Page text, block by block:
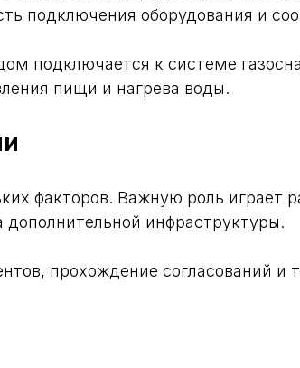
подключения оборудования и
подключается к системе
пищи и нагрева воды.
факторов. Важную роль играет
инфраструктуры.
прохождение согласований и